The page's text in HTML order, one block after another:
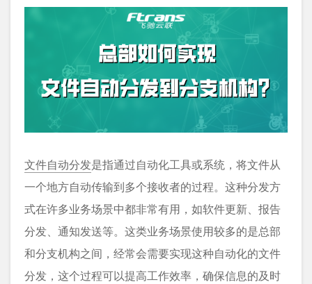
文件自动分发是指通过自动化工具或系统，将文件从
一个地方自动传输到多个接收者的过程。这种分发方
式在许多业务场景中都非常有用，如软件更新、报告
分发、通知发送等。这类业务场景使用较多的是总部
和分支机构之间，经常会需要实现这种自动化的文件
分发，这个过程可以提高工作效率，确保信息的及时